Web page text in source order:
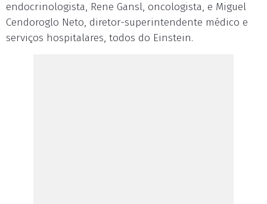
endocrinologista, Rene Gansl, oncologista, e Miguel
Cendoroglo Neto, diretor-superintendente médico e
serviços hospitalares, todos do Einstein.